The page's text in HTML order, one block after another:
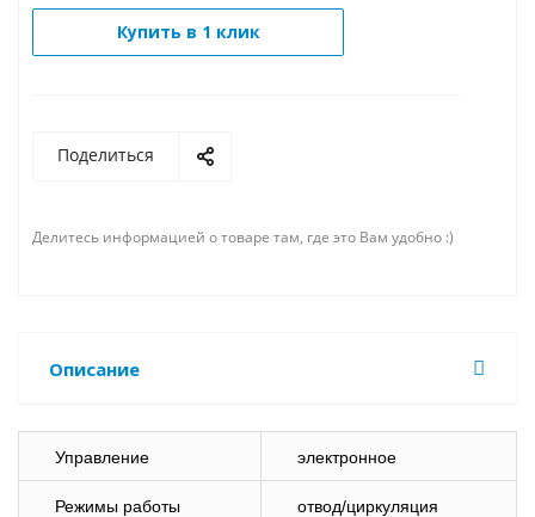
Купить в 1 клик
Поделиться
Делитесь информацией о товаре там, где это Вам удобно :)
Описание
Управление электронное
Режимы работы отвод/циркуляция